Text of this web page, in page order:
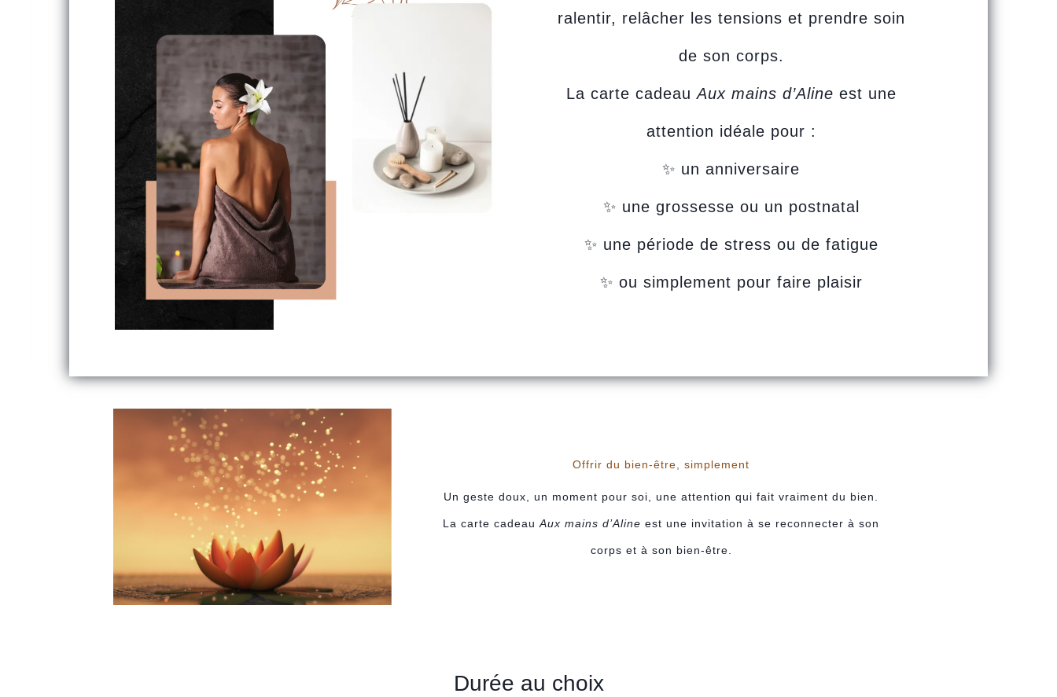
ralentir, relâcher les tensions et prendre soin
de son corps.
La carte cadeauAux mains d’Aline est une
attention idéale pour :
✨ un anniversaire
✨ une grossesse ou un postnatal
✨ une période de stress ou de fatigue
✨ ou simplement pour faire plaisir
Offrir du bien-être, simplement
Un geste doux, un moment pour soi, une attention qui fait vraiment du bien.
La carte cadeauAux mains d’Aline est une invitation à se reconnecter à son
corps et à son bien-être.
Durée au choix